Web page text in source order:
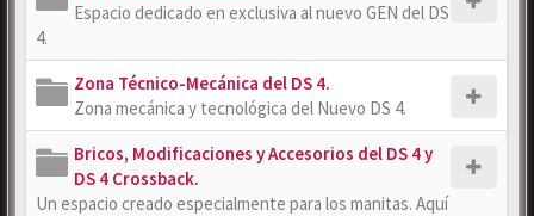
Espacio dedicado en exclusiva al nuevo GEN del DS
4.
Zona Técnico-Mecánica del DS 4.
Zona mecánica y tecnológica del Nuevo DS 4.
Bricos, Modificaciones y Accesorios del DS 4 y
DS 4 Crossback.
Un espacio creado especialmente para los manitas. Aquí